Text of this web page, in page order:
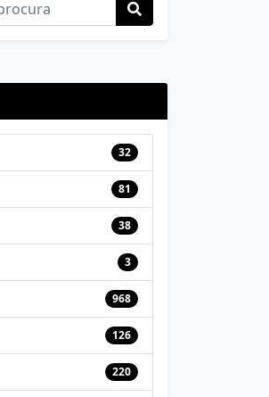
32
81
38
3
968
126
220